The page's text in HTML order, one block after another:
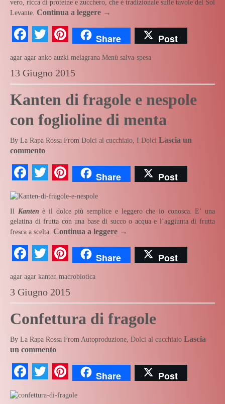
vero, ricca di proteine e zucchero, che è tradizionale sulle tavole del Sol
Levante. Continua a leggere →
Facebook
TwitterPinterest
Share Post
agar agar anko auzki melagrana Menù salva-spesa
13 Giugno 2015
Kanten di fragole e nespole
con foglioline di menta
By La Rapa Rossa From Dolci al cucchiaio, I Dolci Lascia un
commento
Facebook
TwitterPinterest
Share Post
Il Kanten è il dolce più semplice e leggero che io conosca. E’ una
gelatina di frutta con una base di succo o acqua e l’aggiunta di frutta
fresca a scelta. Continua a leggere →
Facebook
TwitterPinterest
Share Post
agar agar kanten macrobiotica
3 Giugno 2015
Confettura di fragole
By La Rapa Rossa From Autoproduzione, Dolci al cucchiaio Lascia
un commento
Facebook
TwitterPinterest
Share Post